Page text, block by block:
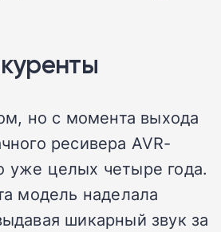
но с момента выхода
ресивера AVR-
уже целых четыре года.
модель наделала
шикарный звук за